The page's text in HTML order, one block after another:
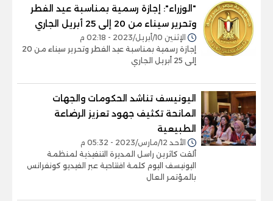
"الوزراء": إجازة رسمية بمناسبة عيد الفطر
وتحرير سيناء من 20 إلى 25 أبريل الجاري
الإثنين 10/أبريل/2023 - 02:18 م
إجازة رسمية بمناسبة عيد الفطر وتحرير سيناء من 20
إلى 25 أبريل الجاري
اليونيسف تناشد الحكومات والجهات
المانحة تكثيف جهود تعزيز الرضاعة
الطبيعية
الأحد 12/مارس/2023 - 05:32 م
ألقت كاثرين راسل المديرة التنفيذية لمنظمة
اليونيسف اليوم كلمة افتتاحية عبر الفيديو كونفرانس
بالمؤتمر العال